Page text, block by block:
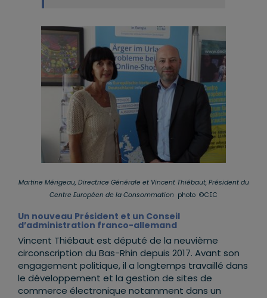
Martine Mérigeau, Directrice Générale et Vincent Thiébaut, Président du
Centre Européen de la Consommation photo ©CEC
Un nouveau Président et un Conseil
d’administration franco-allemand
Vincent Thiébaut est député de la neuvième
circonscription du Bas-Rhin depuis 2017. Avant son
engagement politique, il a longtemps travaillé dans
le développement et la gestion de sites de
commerce électronique notamment dans un